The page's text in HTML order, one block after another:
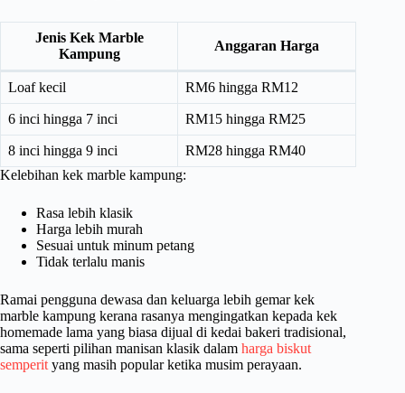
Jenis Kek Marble
Kampung
Anggaran Harga
Loaf kecil RM6 hingga RM12
6 inci hingga 7 inci RM15 hingga RM25
8 inci hingga 9 inci
RM28 hingga RM40
Kelebihan kek marble kampung:
Rasa lebih klasik
Harga lebih murah
Sesuai untuk minum petang
Tidak terlalu manis
Ramai pengguna dewasa dan keluarga lebih gemar kek
marble kampung kerana rasanya mengingatkan kepada kek
homemade lama yang biasa dijual di kedai bakeri tradisional,
sama seperti pilihan manisan klasik dalam harga biskut
semperit yang masih popular ketika musim perayaan.